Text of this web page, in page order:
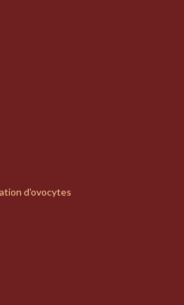
d'ovocytes